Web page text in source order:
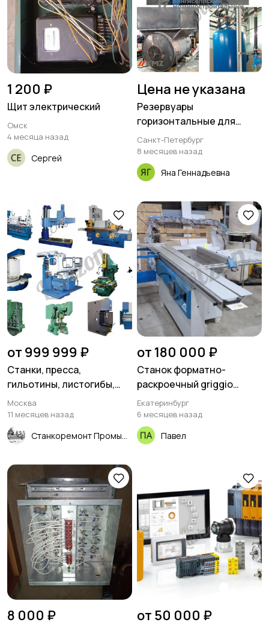
1 200 ₽
Щит электрический
Омск
4 месяца назад
Сергей
Цена не указана
Резервуары
горизонтальные для
хранения светлых и
темных нефтепродуктов
(РГС)
Санкт-Петербург
8 месяцев назад
Яна Геннадьевна
от 999 999 ₽
Станки, пресса,
гильотины, листогибы,
трубогибы, вальцы,
молоты
Москва
11 месяцев назад
от 180 000 ₽
Cтанок форматно-
раскроечный griggio
azzurro
Екатеринбург
6 месяцев назад
Павел
8 000 ₽ от 50 000 ₽